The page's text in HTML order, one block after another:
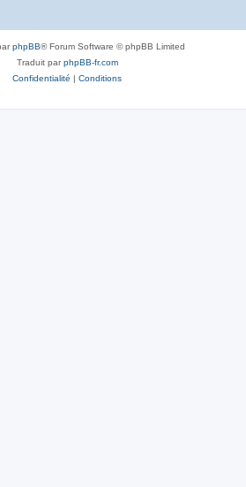
phpBB® Forum Software © phpBB Limited
Traduit parphpBB-fr.com
Confidentialité | Conditions